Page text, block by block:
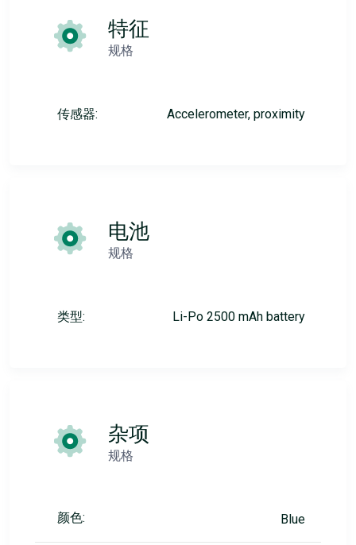
特征
规格
传感器: Accelerometer, proximity
电池
规格
类型: Li-Po 2500 mAh battery
杂项
规格
颜色: Blue